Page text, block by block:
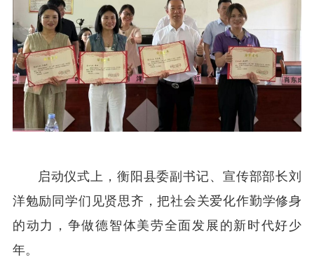
启动仪式上，衡阳县委副书记、宣传部部长刘
洋勉励同学们见贤思齐，把社会关爱化作勤学修身
的动力，争做德智体美劳全面发展的新时代好少
年。